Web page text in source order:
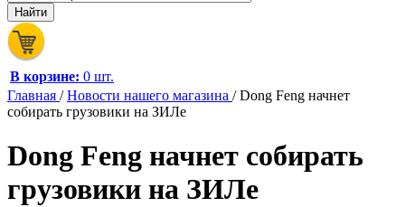
В корзине: 0 шт.
Главная /Новости нашего магазина /Dong Feng начнет
собирать грузовики на ЗИЛе
Dong Feng начнет собирать
грузовики на ЗИЛе